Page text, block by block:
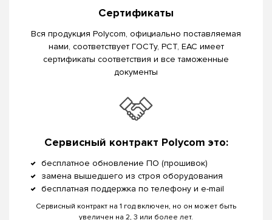
Сертификаты
Вся продукция Polycom, официально поставляемая
нами, соответствует ГОСТу, РСТ, EAC имеет
сертификаты соответствия и все таможенные
документы
Сервисный контракт Polycom это:
бесплатное обновление ПО (прошивок)
замена вышедшего из строя оборудования
бесплатная поддержка по телефону и e-mail
Сервисный контракт на 1 год включен, но он может быть
увеличен на 2, 3 или более лет.